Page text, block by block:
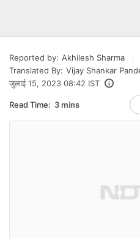
Reported by: Akhilesh Sharma
Translated By: Vijay Shankar
जुलाई 15, 2023 08:42 IST
Read Time: 3 mins